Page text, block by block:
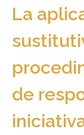
La
de